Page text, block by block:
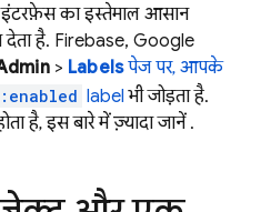
का इस्तेमाल आसान
देता है. Firebase, Google
> Labelsपेज पर, आपके
label भी जोड़ता है.
है, इस बारे में ज़्यादा जानें .